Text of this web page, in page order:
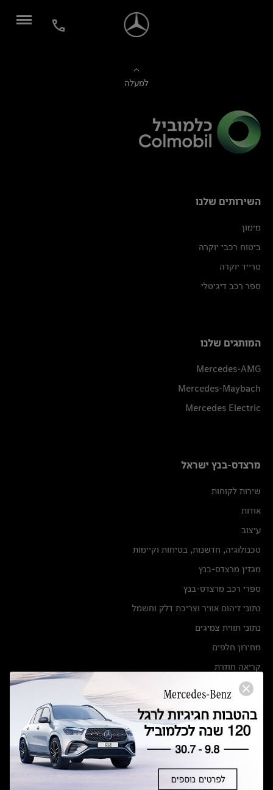
למעלה
השירותים שלנו
מימון
ביטוח רכבי יוקרה
טרייד יוקרה
ספר רכב דיגיטלי
המותגים שלנו
Mercedes-AMG
Mercedes-Maybach
Mercedes Electric
מרצדס-בנץ ישראל
שירות לקוחות
אודות
עיצוב
טכנולוגיה, חדשנות, בטיחות וקיימות
מגזין מרצדס-בנץ
ספרי רכב מרצדס-בנץ
נתוני זיהום אוויר וצריכת דלק וחשמל
נתוני תווית צמיגים
מחירון חלפים
קריאה חוזרת
הודעה על הטבות לרכבי מרצדס בהסדר פשרה בתצ 56447-02-19
תקנון ימי מכירות 120 לכלמוביל
מצאו אותנו